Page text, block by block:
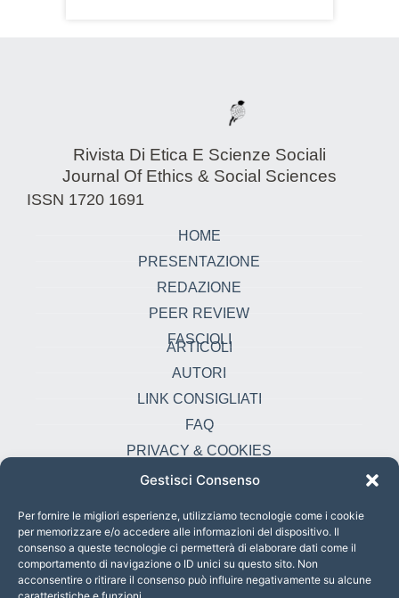
Gestisci Consenso
Per fornire le migliori esperienze, utilizziamo tecnologie come i cookie
per memorizzare e/o accedere alle informazioni del dispositivo. Il
consenso a queste tecnologie ci permetterà di elaborare dati come il
comportamento di navigazione o ID unici su questo sito. Non
acconsentire o ritirare il consenso può influire negativamente su alcune
Rivista Di Etica E Scienze Sociali
Journal Of Ethics & Social Sciences
ISSN 1720 1691
HOME
PRESENTAZIONE
REDAZIONE
PEER REVIEW
FASCIOLI
ARTICOLI
AUTORI
LINK CONSIGLIATI
FAQ
PRIVACY & COOKIES
oikonomia@pust.it
+39 06 67 02 338
Largo Angelicum 1, 00184 Roma, Italia